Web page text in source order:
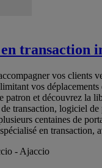
transaction
vos clients
vos
patron et découvrez la
transaction, logiciel
centaines de
en transaction,
- Ajaccio